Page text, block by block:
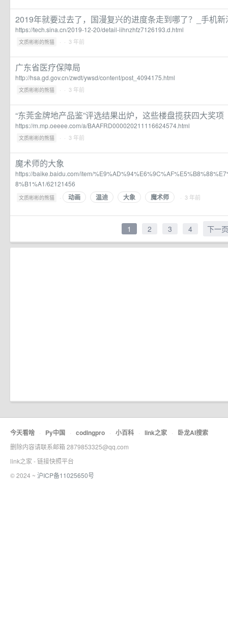
2019年就要过去了，国漫复兴的进度条走到哪了？_手机新
https://tech.sina.cn/2019-12-20/detail-iihnzhfz7126193.d.html
文质彬彬的熊猫 · · 3 年前
广东省医疗保障局
http://hsa.gd.gov.cn/zwdt/ywsd/content/post_4094175.html
文质彬彬的熊猫 · · 3 年前
“东莞金牌地产品鉴”评选结果出炉，这些楼盘揽获四大奖项
https://m.mp.oeeee.com/a/BAAFRD000020211116624574.html
文质彬彬的熊猫 · · 3 年前
魔术师的大象
https://baike.baidu.com/item/
8%B1%A1/62121456
文质彬彬的熊猫 · 动画 温迪 大象 魔术师 · 3 年前
1 2 3 4 下一页
今天看啥 · Py中国 · codingpro · 小百科 · link之家 · 卧龙AI搜索
删除内容请联系邮箱 2879853325@qq.com
link之家 - 链接快照平台
© 2024 ~ 沪ICP备11025650号